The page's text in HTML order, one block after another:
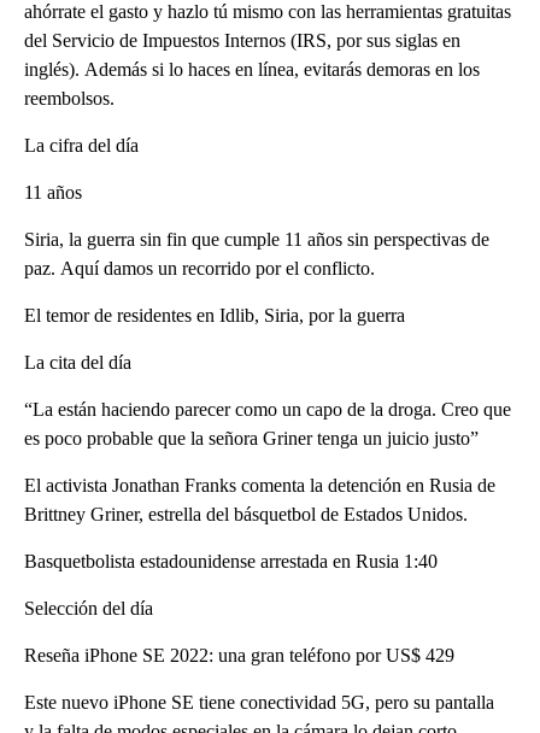
ahórrate el gasto y hazlo tú mismo con las herramientas gratuitas
del Servicio de Impuestos Internos (IRS, por sus siglas en
inglés). Además si lo haces en línea, evitarás demoras en los
reembolsos.
La cifra del día
11 años
Siria, la guerra sin fin que cumple 11 años sin perspectivas de
paz. Aquí damos un recorrido por el conflicto.
El temor de residentes en Idlib, Siria, por la guerra
La cita del día
“La están haciendo parecer como un capo de la droga. Creo que
es poco probable que la señora Griner tenga un juicio justo”
El activista Jonathan Franks comenta la detención en Rusia de
Brittney Griner, estrella del básquetbol de Estados Unidos.
Basquetbolista estadounidense arrestada en Rusia 1:40
Selección del día
Reseña iPhone SE 2022: una gran teléfono por US$ 429
Este nuevo iPhone SE tiene conectividad 5G, pero su pantalla